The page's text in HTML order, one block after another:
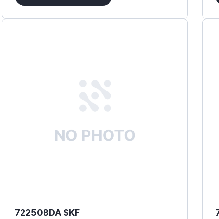
Askubal
Brimac (England)
CBF
722508DA SKF